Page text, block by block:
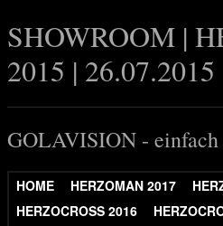
SHOWROOM |
2015 | 26.07.2015
GOLAVISION -
HOME HERZOMAN 2017
HERZOCROSS 2016